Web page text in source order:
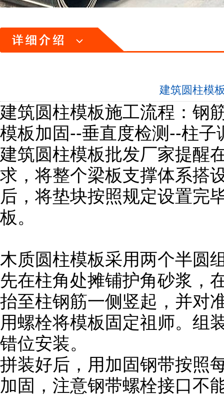
建筑圆柱模
建筑圆柱模板施工流程：钢
模板加固--垂直度检测--柱子
建筑圆柱模板批发厂家提醒
求，将整个梁板支撑体系搭
后，将垫块按照规定设置完
板。
木质圆柱模板采用两个半圆
先在柱角处摊铺护角砂浆，
抬至柱钢筋一侧竖起，并对
用螺栓将模板固定祖师。组
错位安装。
拼装好后，用加固钢带按照
加固，注意钢带螺栓接口不